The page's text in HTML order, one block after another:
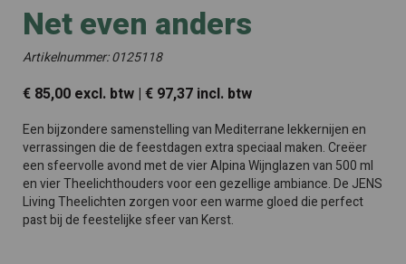
Net even anders
Artikelnummer: 0125118
€ 85,00 excl. btw | € 97,37 incl. btw
Een bijzondere samenstelling van Mediterrane lekkernijen en
verrassingen die de feestdagen extra speciaal maken. Creëer
een sfeervolle avond met de vier Alpina Wijnglazen van 500 ml
en vier Theelichthouders voor een gezellige ambiance. De JENS
Living Theelichten zorgen voor een warme gloed die perfect
past bij de feestelijke sfeer van Kerst.